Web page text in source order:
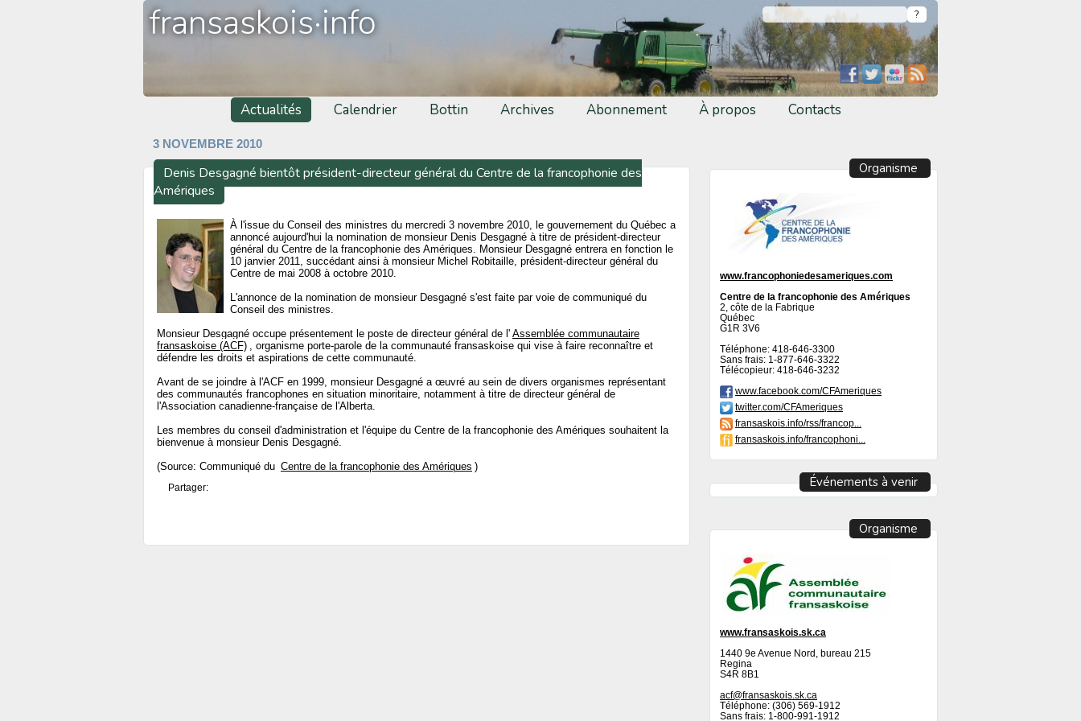
fransaskois·info
Actualités Calendrier Bottin Archives Abonnement À propos Contacts
3 NOVEMBRE 2010
Denis Desgagné bientôt président-directeur général du Centre de la francophonie des
Amériques
À l'issue du Conseil des ministres du mercredi 3 novembre 2010, le gouvernement du Québec a
annoncé aujourd'hui la nomination de monsieur Denis Desgagné à titre de président-directeur
général du Centre de la francophonie des Amériques. Monsieur Desgagné entrera en fonction le
10 janvier 2011, succédant ainsi à monsieur Michel Robitaille, président-directeur général du
Centre de mai 2008 à octobre 2010.
L'annonce de la nomination de monsieur Desgagné s'est faite par voie de communiqué du
Conseil des ministres.
Monsieur Desgagné occupe présentement le poste de directeur général de l' Assemblée communautaire
fransaskoise (ACF) , organisme porte-parole de la communauté fransaskoise qui vise à faire reconnaître et
défendre les droits et aspirations de cette communauté.
Avant de se joindre à l'ACF en 1999, monsieur Desgagné a œuvré au sein de divers organismes représentant
des communautés francophones en situation minoritaire, notamment à titre de directeur général de
l'Association canadienne-française de l'Alberta.
Les membres du conseil d'administration et l'équipe du Centre de la francophonie des Amériques souhaitent la
bienvenue à monsieur Denis Desgagné.
(Source: Communiqué du Centre de la francophonie des Amériques )
Partager:
Organisme
www.francophoniedesameriques.com
Centre de la francophonie des Amériques
2, côte de la Fabrique
Québec
G1R 3V6
Téléphone: 418-646-3300
Sans frais: 1-877-646-3322
Télécopieur: 418-646-3232
www.facebook.com/CFAmeriques
twitter.com/CFAmeriques
fransaskois.info/rss/francop...
fransaskois.info/francophoni...
Événements à venir
Organisme
www.fransaskois.sk.ca
1440 9e Avenue Nord, bureau 215
Regina
S4R 8B1
acf@fransaskois.sk.ca
Téléphone: (306) 569-1912
Sans frais: 1-800-991-1912